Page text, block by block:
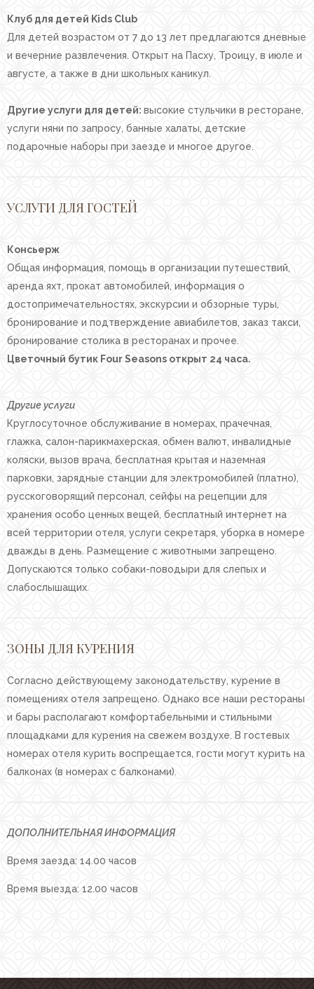
Клуб для детей Kids Club
Для детей возрастом от 7 до 13 лет предлагаются дневные
и вечерние развлечения. Открыт на Пасху, Троицу, в июле и
августе, а также в дни школьных каникул.
Другие услуги для детей: высокие стульчики в ресторане,
услуги няни по запросу, банные халаты, детские
подарочные наборы при заезде и многое другое.
УСЛУГИ ДЛЯ ГОСТЕЙ
Консьерж
Общая информация, помощь в организации путешествий,
аренда яхт, прокат автомобилей, информация о
достопримечательностях, экскурсии и обзорные туры,
бронирование и подтверждение авиабилетов, заказ такси,
бронирование столика в ресторанах и прочее.
Цветочный бутик Four Seasons открыт 24 часа.
Другие услуги
Круглосуточное обслуживание в номерах, прачечная,
глажка, салон-парикмахерская, обмен валют, инвалидные
коляски, вызов врача, бесплатная крытая и наземная
парковки, зарядные станции для электромобилей (платно),
русскоговорящий персонал, сейфы на рецепции для
хранения особо ценных вещей, бесплатный интернет на
всей территории отеля, услуги секретаря, уборка в номере
дважды в день. Размещение с животными запрещено.
Допускаются только собаки-поводыри для слепых и
слабослышащих.
ЗОНЫ ДЛЯ КУРЕНИЯ
Согласно действующему законодательству, курение в
помещениях отеля запрещено. Однако все наши рестораны
и бары располагают комфортабельными и стильными
площадками для курения на свежем воздухе. В гостевых
номерах отеля курить воспрещается, гости могут курить на
балконах (в номерах с балконами).
ДОПОЛНИТЕЛЬНАЯ ИНФОРМАЦИЯ
Время заезда: 14.00 часов
Время выезда: 12.00 часов